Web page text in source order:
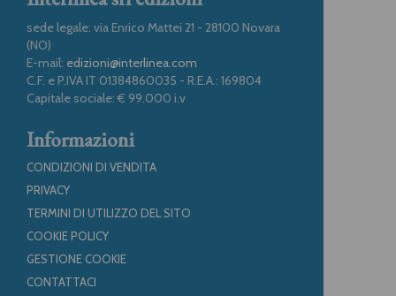
sede legale: via Enrico Mattei 21 - 28100 Novara
(NO)
E-mail: edizioni@interlinea.com
C.F. e P.IVA IT 01384860035 - R.E.A.: 169804
Capitale sociale: € 99.000 i.v
Informazioni
CONDIZIONI DI VENDITA
PRIVACY
TERMINI DI UTILIZZO DEL SITO
COOKIE POLICY
GESTIONE COOKIE
CONTATTACI